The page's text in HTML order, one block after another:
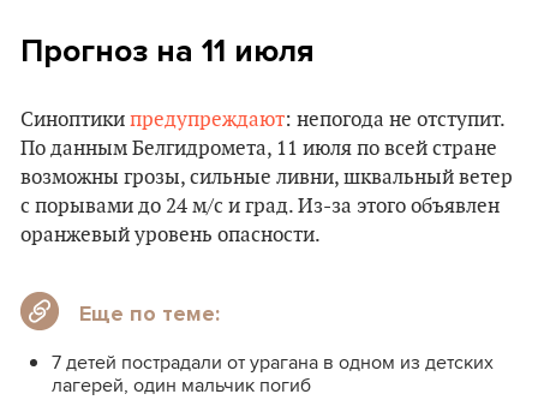
Прогноз на 11 июля
Синоптики предупреждают: непогода не отступит.
По данным Белгидромета, 11 июля по всей стране
возможны грозы, сильные ливни, шквальный ветер
с порывами до 24 м/с и град. Из-за этого объявлен
оранжевый уровень опасности.
Еще по теме:
7 детей пострадали от урагана в одном из детских
лагерей, один мальчик погиб